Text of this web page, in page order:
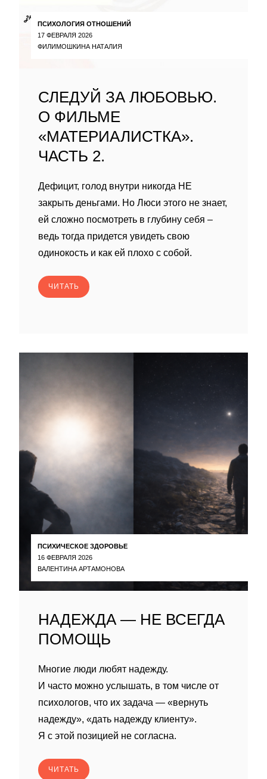
ПСИХОЛОГИЯ ОТНОШЕНИЙ
17 ФЕВРАЛЯ 2026
ФИЛИМОШКИНА НАТАЛИЯ
СЛЕДУЙ ЗА ЛЮБОВЬЮ.
О ФИЛЬМЕ
«МАТЕРИАЛИСТКА».
ЧАСТЬ 2.
Дефицит, голод внутри никогда НЕ
закрыть деньгами. Но Люси этого не знает,
ей сложно посмотреть в глубину себя –
ведь тогда придется увидеть свою
одинокость и как ей плохо с собой.
ЧИТАТЬ
ПСИХИЧЕСКОЕ ЗДОРОВЬЕ
16 ФЕВРАЛЯ 2026
ВАЛЕНТИНА АРТАМОНОВА
НАДЕЖДА — НЕ ВСЕГДА
ПОМОЩЬ
Многие люди любят надежду.
И часто можно услышать, в том числе от
психологов, что их задача — «вернуть
надежду», «дать надежду клиенту».
Я с этой позицией не согласна.
ЧИТАТЬ